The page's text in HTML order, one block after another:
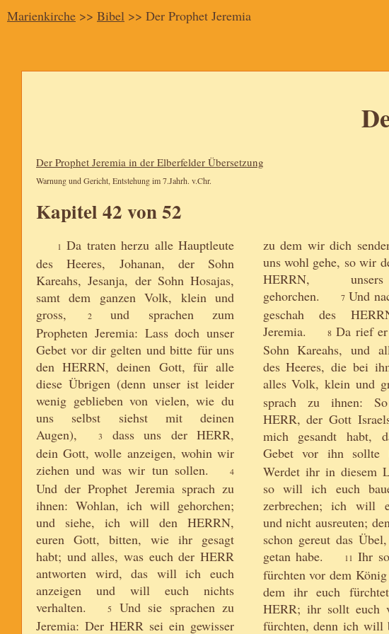
Der Prophet Jeremia in der Elberfelder Übersetzung
Warnung und Gericht, Entstehung im 7.Jahrh. v.Chr.
Kapitel 42 von 52
1 Da traten herzu alle Hauptleute
des Heeres, Johanan, der Sohn
Kareahs, Jesanja, der Sohn Hosajas,
samt dem ganzen Volk, klein und
gross,
2
und sprachen zum
Propheten Jeremia: Lass doch unser
Gebet vor dir gelten und bitte für uns
den HERRN, deinen Gott, für alle
diese Übrigen (denn unser ist leider
wenig geblieben von vielen, wie du
uns selbst siehst mit deinen
Augen),
3
dass uns der HERR,
dein Gott, wolle anzeigen, wohin wir
ziehen und was wir tun sollen.
4
Und der Prophet Jeremia sprach zu
ihnen: Wohlan, ich will gehorchen;
und siehe, ich will den HERRN,
euren Gott, bitten, wie ihr gesagt
habt; und alles, was euch der HERR
antworten wird, das will ich euch
anzeigen und will euch nichts
verhalten.
5
Und sie sprachen zu
Jeremia: Der HERR sei ein gewisser
zu dem wir dich
uns wohl gehe, so wir
HERRN,
gehorchen.
7Und
geschah des
Jeremia.
8Da rief er
Sohn Kareahs, und
des Heeres, die bei
alles Volk, klein und
sprach zu ihnen:
HERR, der Gott
mich gesandt habt,
Gebet vor ihn sollte
Werdet ihr in diesem
so will ich euch
zerbrechen; ich will
und nicht ausreuten;
schon gereut das
getan habe.
11 Ihr
fürchten vor dem
dem ihr euch
HERR; ihr sollt euch
fürchten, denn ich will
Marienkirche >> Bibel >> Der Prophet Jeremia